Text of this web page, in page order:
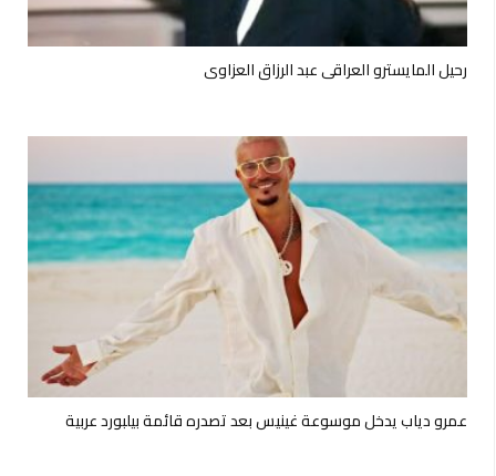
رحيل المايسترو العراقي عبد الرزاق العزاوي
عمرو دياب يدخل موسوعة غينيس بعد تصدره قائمة بيلبورد عربية